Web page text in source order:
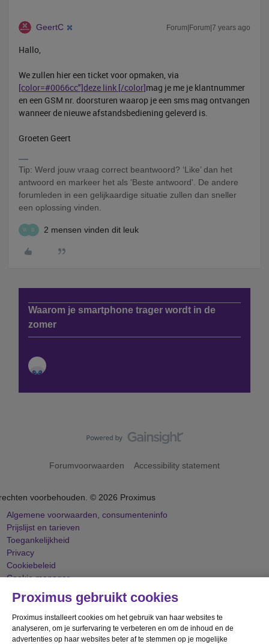
GeertC Forum|Forum|7 years ago
Hallo,
We zullen hier een ticket voor opmaken, via
[color=#0066cc"]deze link [/color]mag je me je klantnummer
en een GSM nr. doorsturen waarop je een sms mag ontvangen
wanneer de nieuwe afstandsbediening geleverd is.
Groeten Geert
Tip: Werd jouw vraag correct beantwoord? ‘Like’ dan het
antwoord en markeer het als 'Beste antwoord'. De andere
forumleden in een gelijkaardige situatie zullen dan sneller
een oplossing vinden.
W B 2 mensen vinden dit leuk
Waarom je smartphone trager wordt in de
zomer
Forumvoorwaarden Accessibility statement
voorbehouden. © 2026 Proximus
Algemene voorwaarden, consumenteninfo
Prijslijst en tarieven
Toegankelijkheid
Privacy
Cookiebeleid
Cookie manager
Bedrijfsgegevens
Nieuw venster
Albert II-laan 27 - B-1030 Brussel.
Proximus gebruikt cookies
Proximus installeert cookies om het gebruik van haar websites te
analyseren, om je surfervaring te verbeteren en om de inhoud en de
advertenties op haar websites beter af te stemmen op je mogelijke